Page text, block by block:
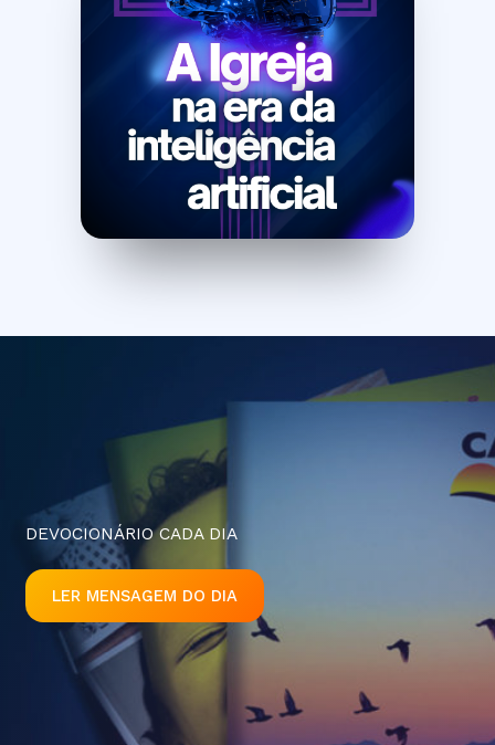
DEVOCIONÁRIO CADA DIA
LER MENSAGEM DO DIA